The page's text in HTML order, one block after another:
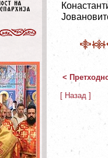
<
[ Назад ]